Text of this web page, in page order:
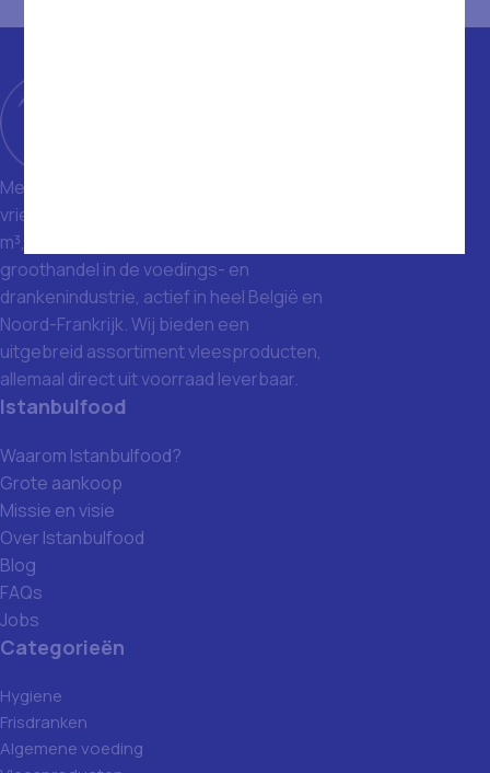
Met een magazijn van 1400 m² en
vriezers met een totale inhoud van 1500
m³, zijn we een toonaangevende
groothandel in de voedings- en
drankenindustrie, actief in heel België en
Noord-Frankrijk. Wij bieden een
uitgebreid assortiment vleesproducten,
allemaal direct uit voorraad leverbaar.
Istanbulfood
Waarom Istanbulfood?
Grote aankoop
Missie en visie
Over Istanbulfood
Blog
FAQs
Jobs
Categorieën
Hygiene
Frisdranken
Algemene voeding